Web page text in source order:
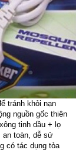
tránh khỏi nạn
nguồn gốc thiên
tinh dầu + lọ
an toàn, dễ sử
có tác dụng tỏa